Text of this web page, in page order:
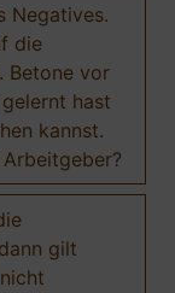
Negatives.
die
Betone vor
hast
kannst.
gilt